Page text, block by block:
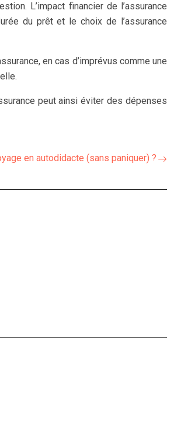
L’impact financier de l’assurance
du prêt et le choix de l’assurance
en cas d’imprévus comme une
peut ainsi éviter des dépenses
en autodidacte (sans paniquer) ?